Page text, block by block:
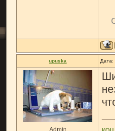
upuska Дата:
Admin